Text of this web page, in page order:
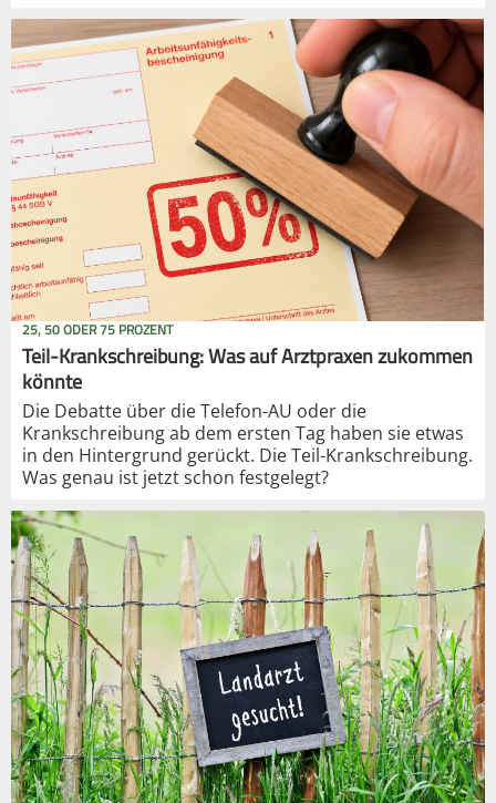
25, 50 ODER 75 PROZENT
Teil-Krankschreibung: Was auf Arztpraxen zukommen
könnte
Die Debatte über die Telefon-AU oder die
Krankschreibung ab dem ersten Tag haben sie etwas
in den Hintergrund gerückt. Die Teil-Krankschreibung.
Was genau ist jetzt schon festgelegt?